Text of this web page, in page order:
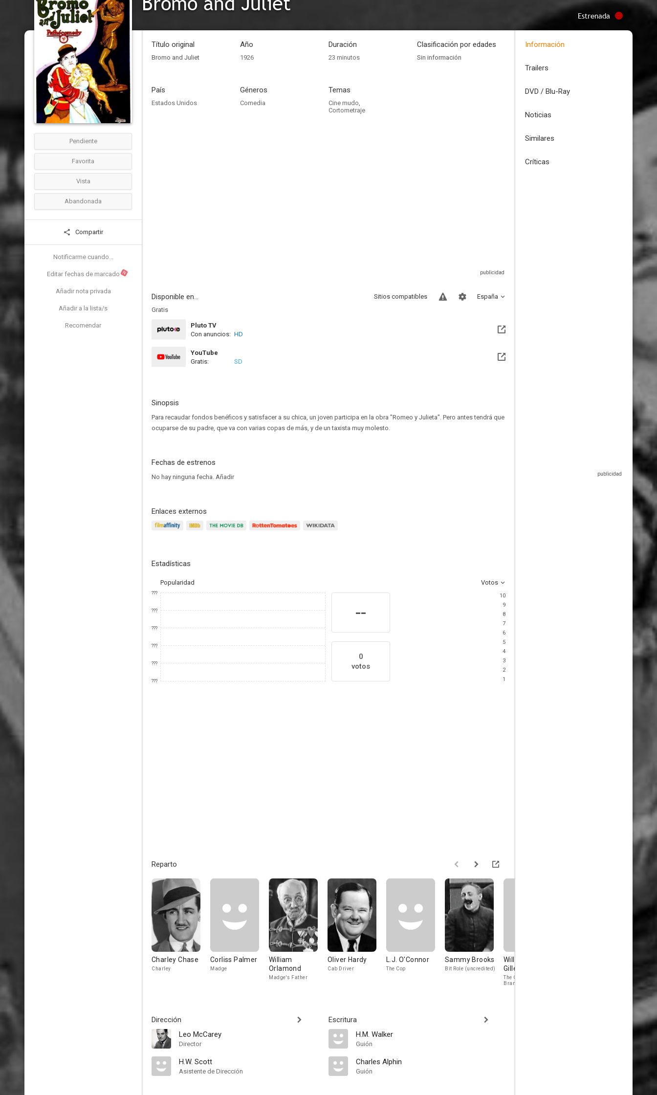
Estrenada
Pendiente
Favorita
Vista
Abandonada
Compartir
Notificarme cuando...
Editar fechas de marcado N
Añadir nota privada
Añadir a la lista/s
Recomendar
Título original
Bromo and Juliet
Año
1926
Duración
23 minutos
Clasificación por edades
Sin información
País
Estados Unidos
Géneros
Comedia
Temas
Cine mudo,
Cortometraje
Disponible en... España
Sitios compatibles
Gratis
Pluto TV
Con anuncios: HD
YouTube
Gratis:
SD
Sinopsis
Para recaudar fondos benéficos y satisfacer a su chica, un joven participa en la obra "Romeo y Julieta". Pero antes tendrá que
ocuparse de su padre, que va con varias copas de más, y de un taxista muy molesto.
Fechas de estrenos
No hay ninguna fecha. Añadir
Enlaces externos
Estadísticas
Popularidad Votos
???
???
???
???
???
???
--
0
votos
10
9
8
7
6
5
4
3
2
1
Reparto
Charley Chase
Charley
Corliss Palmer
Madge
William
Orlamond
Madge's Father
Oliver Hardy
Cab Driver
L.J. O'Connor
The Cop
Sammy Brooks
Bit Role (uncredited)
William
Gillespie
The Great
Brandenburg - Stage
Dirección
Leo McCarey
Director
H.W. Scott
Asistente de Dirección
Escritura
H.M. Walker
Guión
Charles Alphin
Guión
Información
Trailers
DVD / Blu-Ray
Noticias
Similares
Críticas